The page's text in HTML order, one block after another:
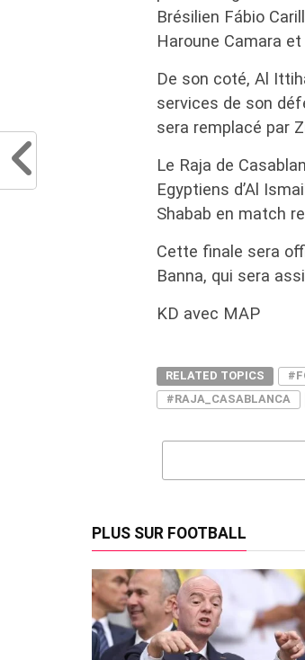
Brésilien Fábio
Haroune Camara
De son coté, Al
services de son
sera remplacé par
Le Raja de
Egyptiens d’Al
Shabab en match
Cette finale sera
Banna, qui sera
KD avec MAP
RELATED TOPICS
#RAJA_CASABLANCA
PLUS SUR FOOTBALL